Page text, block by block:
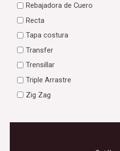
Rebajadora de Cuero
Recta
Tapa costura
Transfer
Trensillar
Triple Arrastre
Zig Zag